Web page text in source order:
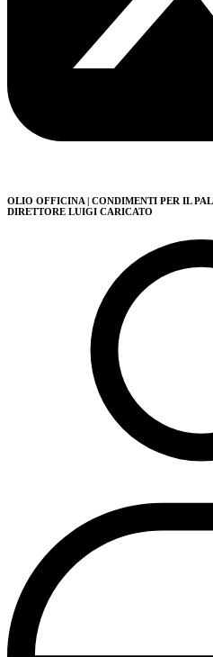
OLIO OFFICINA | CONDIMENTI PER IL
DIRETTORE LUIGI CARICATO